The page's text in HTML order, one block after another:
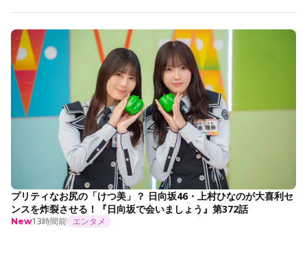
プリティなお尻の「けつ美」？ 日向坂46・上村ひなのが大喜利セ
ンスを炸裂させる！『日向坂で会いましょう』第372話
New13時間前 エンタメ